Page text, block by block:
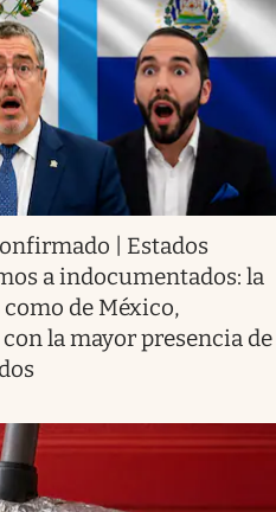
| Estados
a indocumentados: la
de México,
la mayor presencia de